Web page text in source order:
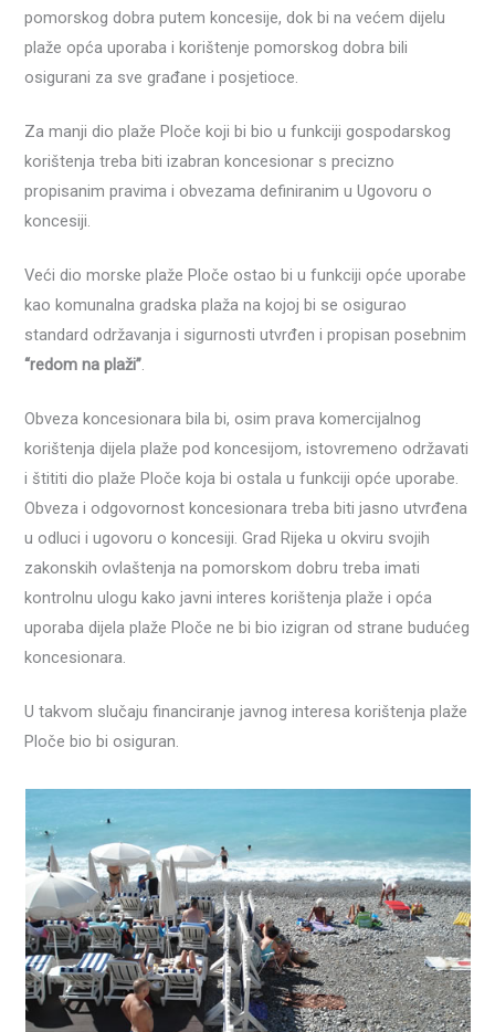
pomorskog dobra putem koncesije, dok bi na većem dijelu
plaže opća uporaba i korištenje pomorskog dobra bili
osigurani za sve građane i posjetioce.
Za manji dio plaže Ploče koji bi bio u funkciji gospodarskog
korištenja treba biti izabran koncesionar s precizno
propisanim pravima i obvezama definiranim u Ugovoru o
koncesiji.
Veći dio morske plaže Ploče ostao bi u funkciji opće uporabe
kao komunalna gradska plaža na kojoj bi se osigurao
standard održavanja i sigurnosti utvrđen i propisan posebnim
“redom na plaži”.
Obveza koncesionara bila bi, osim prava komercijalnog
korištenja dijela plaže pod koncesijom, istovremeno održavati
i štititi dio plaže Ploče koja bi ostala u funkciji opće uporabe.
Obveza i odgovornost koncesionara treba biti jasno utvrđena
u odluci i ugovoru o koncesiji. Grad Rijeka u okviru svojih
zakonskih ovlaštenja na pomorskom dobru treba imati
kontrolnu ulogu kako javni interes korištenja plaže i opća
uporaba dijela plaže Ploče ne bi bio izigran od strane budućeg
koncesionara.
U takvom slučaju financiranje javnog interesa korištenja plaže
Ploče bio bi osiguran.